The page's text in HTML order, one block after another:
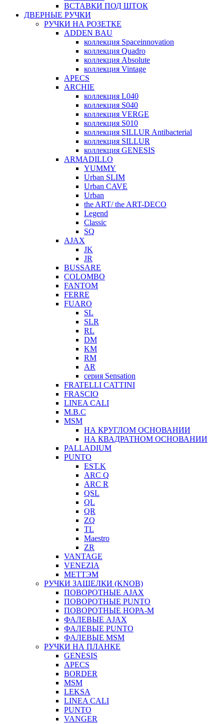
ВСТАВКИ ПОД ШТОК
ДВЕРНЫЕ РУЧКИ
РУЧКИ НА РОЗЕТКЕ
ADDEN BAU
коллекция Spaceinnovation
коллекция Quadro
коллекция Absolute
коллекция Vintage
APECS
ARCHIE
коллекция L040
коллекция S040
коллекция VERGE
коллекция S010
коллекция SILLUR Antibacterial
коллекция SILLUR
коллекция GENESIS
ARMADILLO
YUMMY
Urban SLIM
Urban CAVE
Urban
the ART/ the ART-DECO
Legend
Classic
SQ
AJAX
JK
JR
BUSSARE
COLOMBO
FANTOM
FERRE
FUARO
SL
SLR
RL
DM
KM
RM
AR
серия Sensation
FRATELLI CATTINI
FRASCIO
LINEA CALI
M.B.C
MSM
НА КРУГЛОМ ОСНОВАНИИ
НА КВАДРАТНОМ ОСНОВАНИИ
PALLADIUM
PUNTO
EST.K
ARC Q
ARC R
QSL
QL
QR
ZQ
TL
Maestro
ZR
VANTAGE
VENEZIA
МЕТТЭМ
РУЧКИ ЗАЩЕЛКИ (KNOB)
ПОВОРОТНЫЕ AJAX
ПОВОРОТНЫЕ PUNTO
ПОВОРОТНЫЕ НОРА-М
ФАЛЕВЫЕ AJAX
ФАЛЕВЫЕ PUNTO
ФАЛЕВЫЕ MSM
РУЧКИ НА ПЛАНКЕ
GENESIS
APECS
BORDER
MSM
LEKSA
LINEA CALI
PUNTO
VANGER